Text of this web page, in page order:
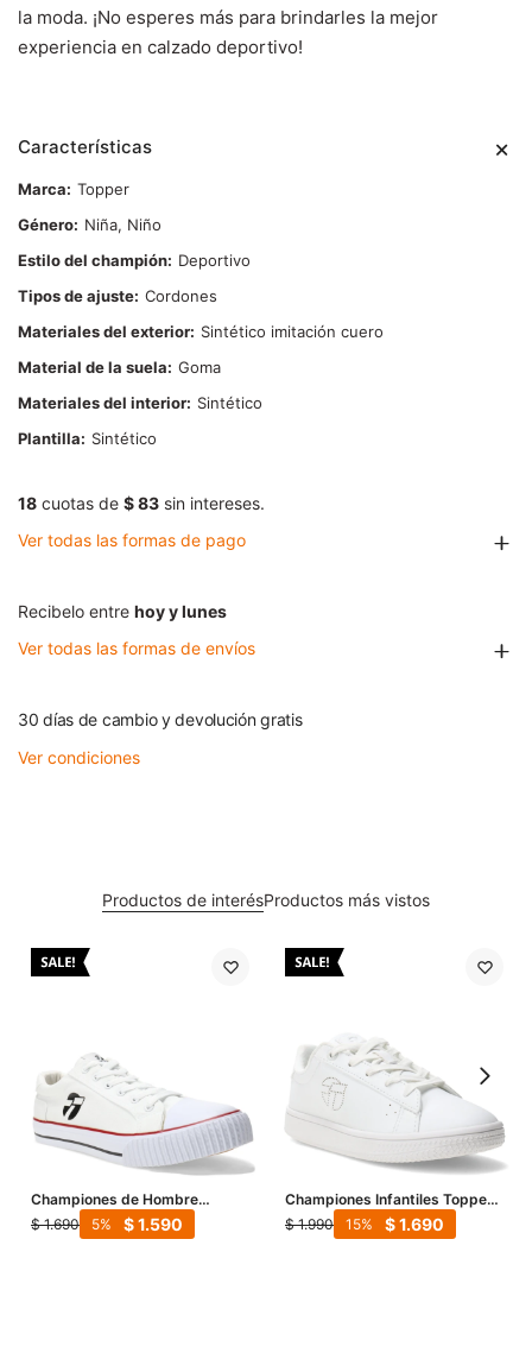
la moda. ¡No esperes más para brindarles la mejor
experiencia en calzado deportivo!
Características
Marca
Topper
Género
Niña, Niño
Estilo del champión
Deportivo
Tipos de ajuste Cordones
Materiales del exterior
Sintético imitación cuero
Material de la suela
Goma
Materiales del interior
Sintético
Plantilla
Sintético
18 cuotas de $ 83 sin intereses.
Ver todas las formas de pago
Recibelo entre hoy y lunes
Ver todas las formas de envíos
30 días de cambio y devolución gratis
Ver condiciones
Productos de interésProductos más vistos
Championes de Hombre
Topper Wagon - Blanco
$ 1.690 $1.590
5
Championes Infantiles Topper
Capitan II TT - Blanco
$ 1.990 $1.690
15